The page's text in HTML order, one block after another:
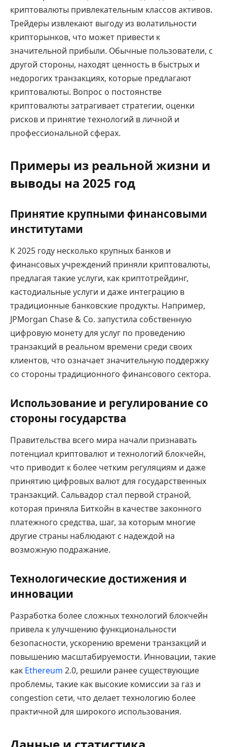
криптовалюты привлекательным классов активов.
Трейдеры извлекают выгоду из волатильности
крипторынков, что может привести к
значительной прибыли. Обычные пользователи, с
другой стороны, находят ценность в быстрых и
недорогих транзакциях, которые предлагают
криптовалюты. Вопрос о постоянстве
криптовалюты затрагивает стратегии, оценки
рисков и принятие технологий в личной и
профессиональной сферах.
Примеры из реальной жизни и
выводы на 2025 год
Принятие крупными финансовыми
институтами
К 2025 году несколько крупных банков и
финансовых учреждений приняли криптовалюты,
предлагая такие услуги, как криптотрейдинг,
кастодиальные услуги и даже интеграцию в
традиционные банковские продукты. Например,
JPMorgan Chase & Co. запустила собственную
цифровую монету для услуг по проведению
транзакций в реальном времени среди своих
клиентов, что означает значительную поддержку
со стороны традиционного финансового сектора.
Использование и регулирование со
стороны государства
Правительства всего мира начали признавать
потенциал криптовалют и технологий блокчейн,
что приводит к более четким регуляциям и даже
принятию цифровых валют для государственных
транзакций. Сальвадор стал первой страной,
которая приняла Биткойн в качестве законного
платежного средства, шаг, за которым многие
другие страны наблюдают с надеждой на
возможную подражание.
Технологические достижения и
инновации
Разработка более сложных технологий блокчейн
привела к улучшению функциональности
безопасности, ускорению времени транзакций и
повышению масштабируемости. Инновации, такие
как Ethereum 2.0, решили ранее существующие
проблемы, такие как высокие комиссии за газ и
congestion сети, что делает технологию более
практичной для широкого использования.